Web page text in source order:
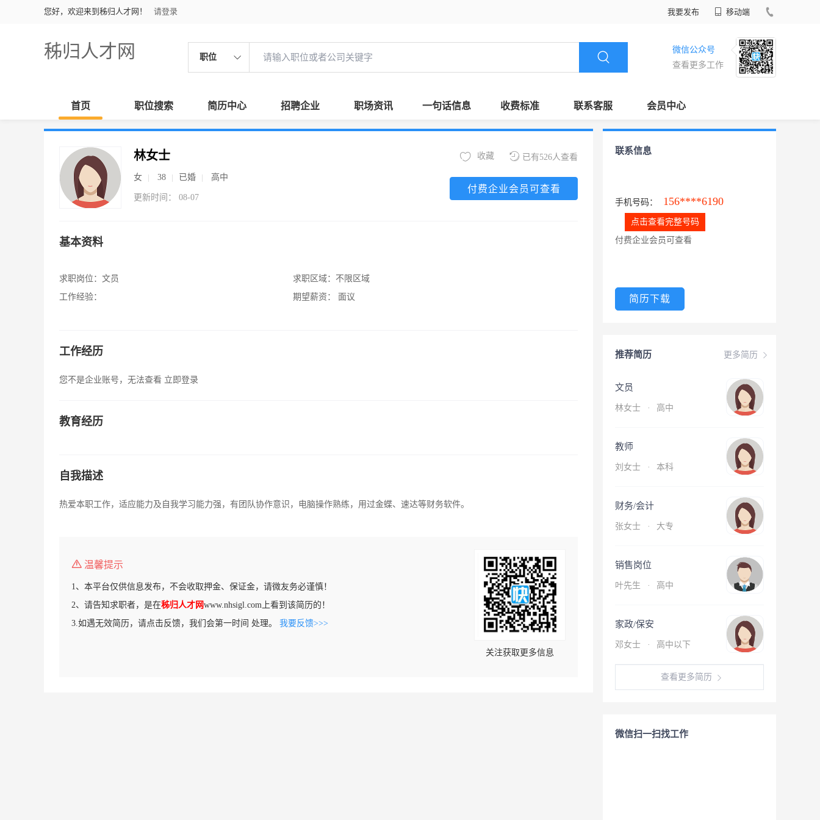
您好，欢迎来到秭归人才网！ 请登录 我要发布 移动端
秭归人才网 职位
微信公众号
查看更多工作
首页 职位搜索 简历中心 招聘企业 职场资讯 一句话信息 收费标准 联系客服 会员中心
林女士
女 38 已婚 高中
更新时间： 08-07
已有526人查看
收藏
付费企业会员可查看
基本资料
求职岗位： 文员
工作经验：
求职区域： 不限区域
期望薪资：
面议
工作经历
您不是企业账号，无法查看 立即登录
教育经历
自我描述
热爱本职工作，适应能力及自我学习能力强，有团队协作意识，电脑操作熟练，用过金蝶、速达等财务软件。
温馨提示
1、本平台仅供信息发布，不会收取押金、保证金，请微友务必谨慎！
2、请告知求职者，是在秭归人才网www.nhsigl.com上看到该简历的！
3.如遇无效简历，请点击反馈，我们会第一时间 处理。 我要反馈>>>
关注获取更多信息
联系信息
手机号码： 156****6190
点击查看完整号码
付费企业会员可查看
简历下载
更多简历
推荐简历
文员
林女士 · 高中
教师
刘女士 · 本科
财务/会计
张女士 · 大专
销售岗位
叶先生 · 高中
家政/保安
邓女士 · 高中以下
查看更多简历
微信扫一扫找工作